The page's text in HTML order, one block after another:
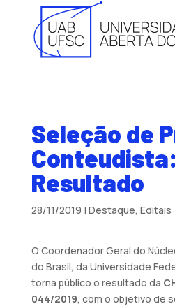
Seleção de
Conteudista:
Resultado
28/11/2019 | Destaque, Editais
O Coordenador Geral do
do Brasil, da Universidade
torna público o resultado da
044/2019, com o objetivo de